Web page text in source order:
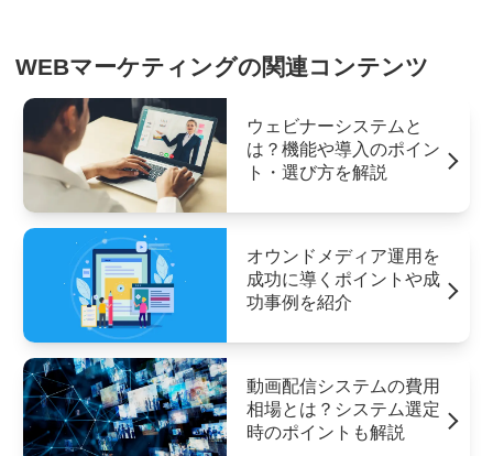
WEBマーケティングの関連コンテンツ
ウェビナーシステムと
は？機能や導入のポイン
ト・選び方を解説
オウンドメディア運用を
成功に導くポイントや成
功事例を紹介
動画配信システムの費用
相場とは？システム選定
時のポイントも解説